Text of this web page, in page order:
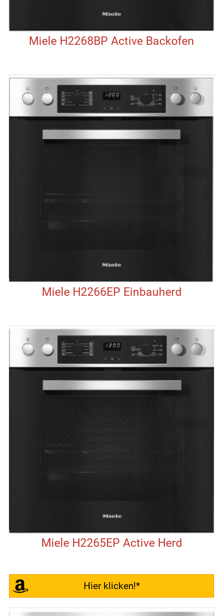
Miele H2268BP Active Backofen
Miele H2266EP Einbauherd
Miele H2265EP Active Herd
Hier klicken!*